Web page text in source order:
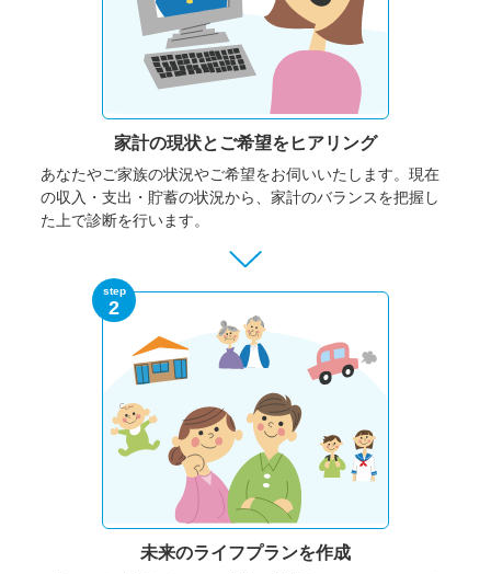
家計の現状と ご希望をヒアリング
あなたやご家族の状況やご希望をお伺いいたします。 現在
の収入・支出・貯蓄の状況から、家計のバランスを把握し
た上で診断を行います。
step
2
未来のライフプランを作成